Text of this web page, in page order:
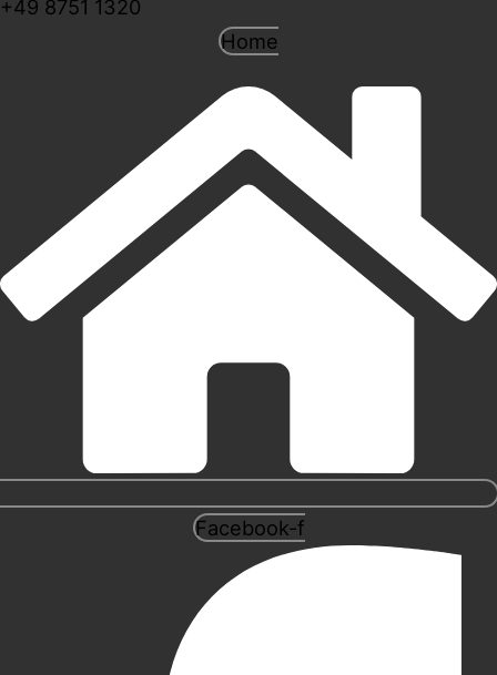
+49 8751 1320
Home
Facebook-f